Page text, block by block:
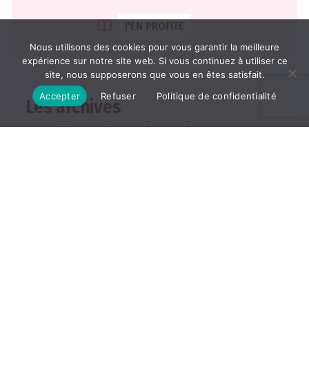
J'EN PROFITE
Les archives
2026 2025 2024 2023 2022
Nous utilisons des cookies pour vous garantir la meilleure
expérience sur notre site web. Si vous continuez à utiliser ce
site, nous supposerons que vous en êtes satisfait.
Accepter
Refuser Politique de confidentialité